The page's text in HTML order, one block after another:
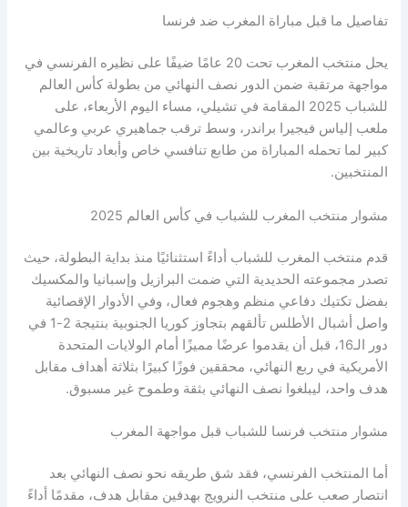
تفاصيل ما قبل مباراة المغرب ضد فرنسا
يحل منتخب المغرب تحت 20 عامًا ضيفًا على نظيره الفرنسي في
مواجهة مرتقبة ضمن الدور نصف النهائي من بطولة كأس العالم
للشباب 2025 المقامة في تشيلي، مساء اليوم الأربعاء، على
ملعب إلياس فيجيرا براندر، وسط ترقب جماهيري عربي وعالمي
كبير لما تحمله المباراة من طابع تنافسي خاص وأبعاد تاريخية بين
المنتخبين.
مشوار منتخب المغرب للشباب في كأس العالم 2025
قدم منتخب المغرب للشباب أداءً استثنائيًا منذ بداية البطولة، حيث
تصدر مجموعته الحديدية التي ضمت البرازيل وإسبانيا والمكسيك
بفضل تكتيك دفاعي منظم وهجوم فعال، وفي الأدوار الإقصائية
واصل أشبال الأطلس تألقهم بتجاوز كوريا الجنوبية بنتيجة 2-1 في
دور الـ16، قبل أن يقدموا عرضًا مميزًا أمام الولايات المتحدة
الأمريكية في ربع النهائي، محققين فوزًا كبيرًا بثلاثة أهداف مقابل
هدف واحد، ليبلغوا نصف النهائي بثقة وطموح غير مسبوق.
مشوار منتخب فرنسا للشباب قبل مواجهة المغرب
أما المنتخب الفرنسي، فقد شق طريقه نحو نصف النهائي بعد
انتصار صعب على منتخب النرويج بهدفين مقابل هدف، مقدمًا أداءً